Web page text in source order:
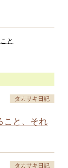
と
タカサキ日記
こと、それ
タカサキ日記